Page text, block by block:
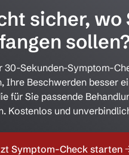
sicher, wo
30-Sekunden-Symptom-
Ihre Beschwerden besser
für Sie passende
Kostenlos und
Symptom-Check starten